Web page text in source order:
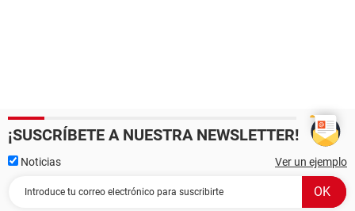
¡SUSCRÍBETE A NUESTRA NEWSLETTER!
Noticias Ver un ejemplo